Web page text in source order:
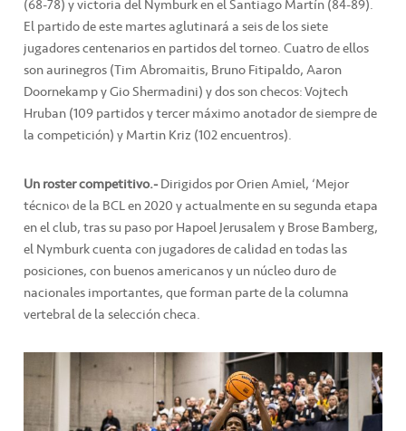
(68-78) y victoria del Nymburk en el Santiago Martín (84-89).
El partido de este martes aglutinará a seis de los siete
jugadores centenarios en partidos del torneo. Cuatro de ellos
son aurinegros (Tim Abromaitis, Bruno Fitipaldo, Aaron
Doornekamp y Gio Shermadini) y dos son checos: Vojtech
Hruban (109 partidos y tercer máximo anotador de siempre de
la competición) y Martin Kriz (102 encuentros).
Un roster competitivo.-Dirigidos por Orien Amiel, ‘Mejor
técnico’ de la BCL en 2020 y actualmente en su segunda etapa
en el club, tras su paso por Hapoel Jerusalem y Brose Bamberg,
el Nymburk cuenta con jugadores de calidad en todas las
posiciones, con buenos americanos y un núcleo duro de
nacionales importantes, que forman parte de la columna
vertebral de la selección checa.